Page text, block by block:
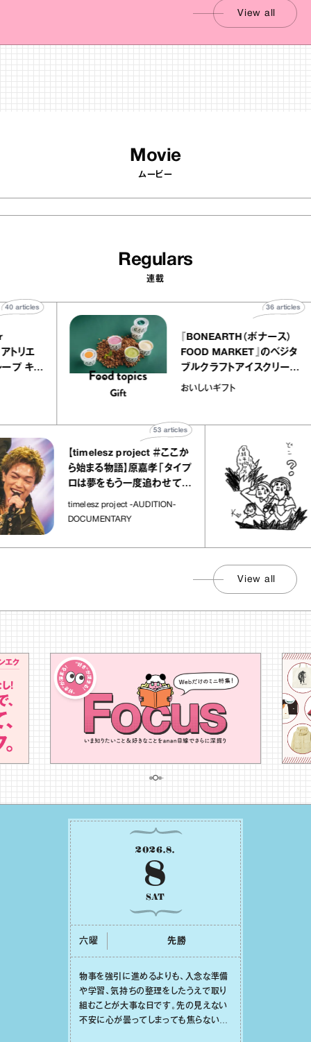
View all
Movie
ムービー
Regulars
連載
ー アトリエ
クレープ キャ
40articles
『BONEARTH（ボナース
FOOD MARKET』のベ
ブルクラフトアイスクリ
｜真野知子の「おいしい
おいしいギフト
36
【timelesz project ＃ここか
ら始まる物語】原嘉孝「タイプ
ロは夢をもう一度追わせてく
れた場所」
timelesz project -AUDITION-
DOCUMENTARY
articles
View all
2026.8.
8
SAT
六曜 先勝
物事を強引に進めるよりも、⼊念な準備
や学習、気持ちの整理をしたうえで取り
組むことが⼤事な⽇です。先の⾒えない
不安に⼼が曇ってしまっても焦らない